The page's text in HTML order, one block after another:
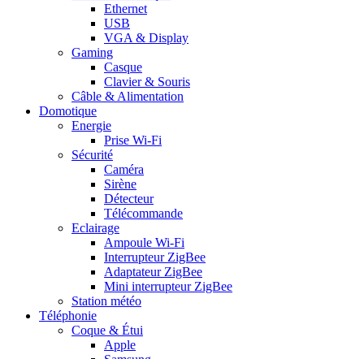
Ethernet
USB
VGA & Display
Gaming
Casque
Clavier & Souris
Câble & Alimentation
Domotique
Energie
Prise Wi-Fi
Sécurité
Caméra
Sirène
Détecteur
Télécommande
Eclairage
Ampoule Wi-Fi
Interrupteur ZigBee
Adaptateur ZigBee
Mini interrupteur ZigBee
Station météo
Téléphonie
Coque & Étui
Apple